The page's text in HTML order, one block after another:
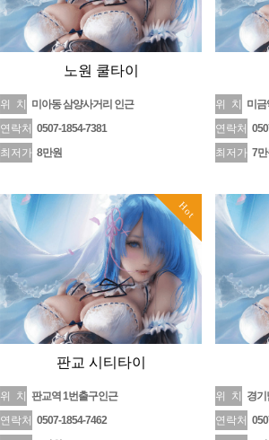
노원 쿨타이
위 치
미아동 삼양사거리 인근
연락처 0507-1854-7381
최저가 8만원
위 치
미금
연락처
최저가 7
Hot
판교 시티타이
위 치
판교역 1번출구인근
연락처 0507-1854-7462
위 치
경기
연락처